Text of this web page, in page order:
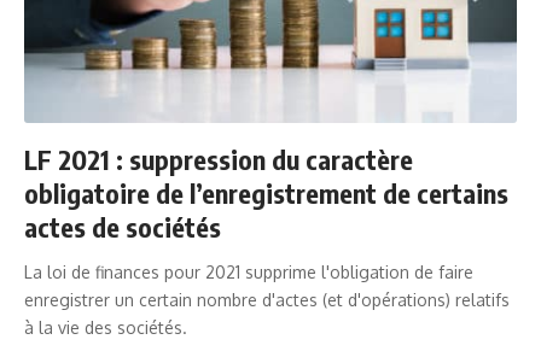
LF 2021 : suppression du caractère
obligatoire de l’enregistrement de certains
actes de sociétés
La loi de finances pour 2021 supprime l'obligation de faire
enregistrer un certain nombre d'actes (et d'opérations) relatifs
à la vie des sociétés.